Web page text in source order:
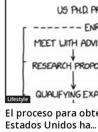
Lifestyle
El proceso para
Estados Unidos ha...